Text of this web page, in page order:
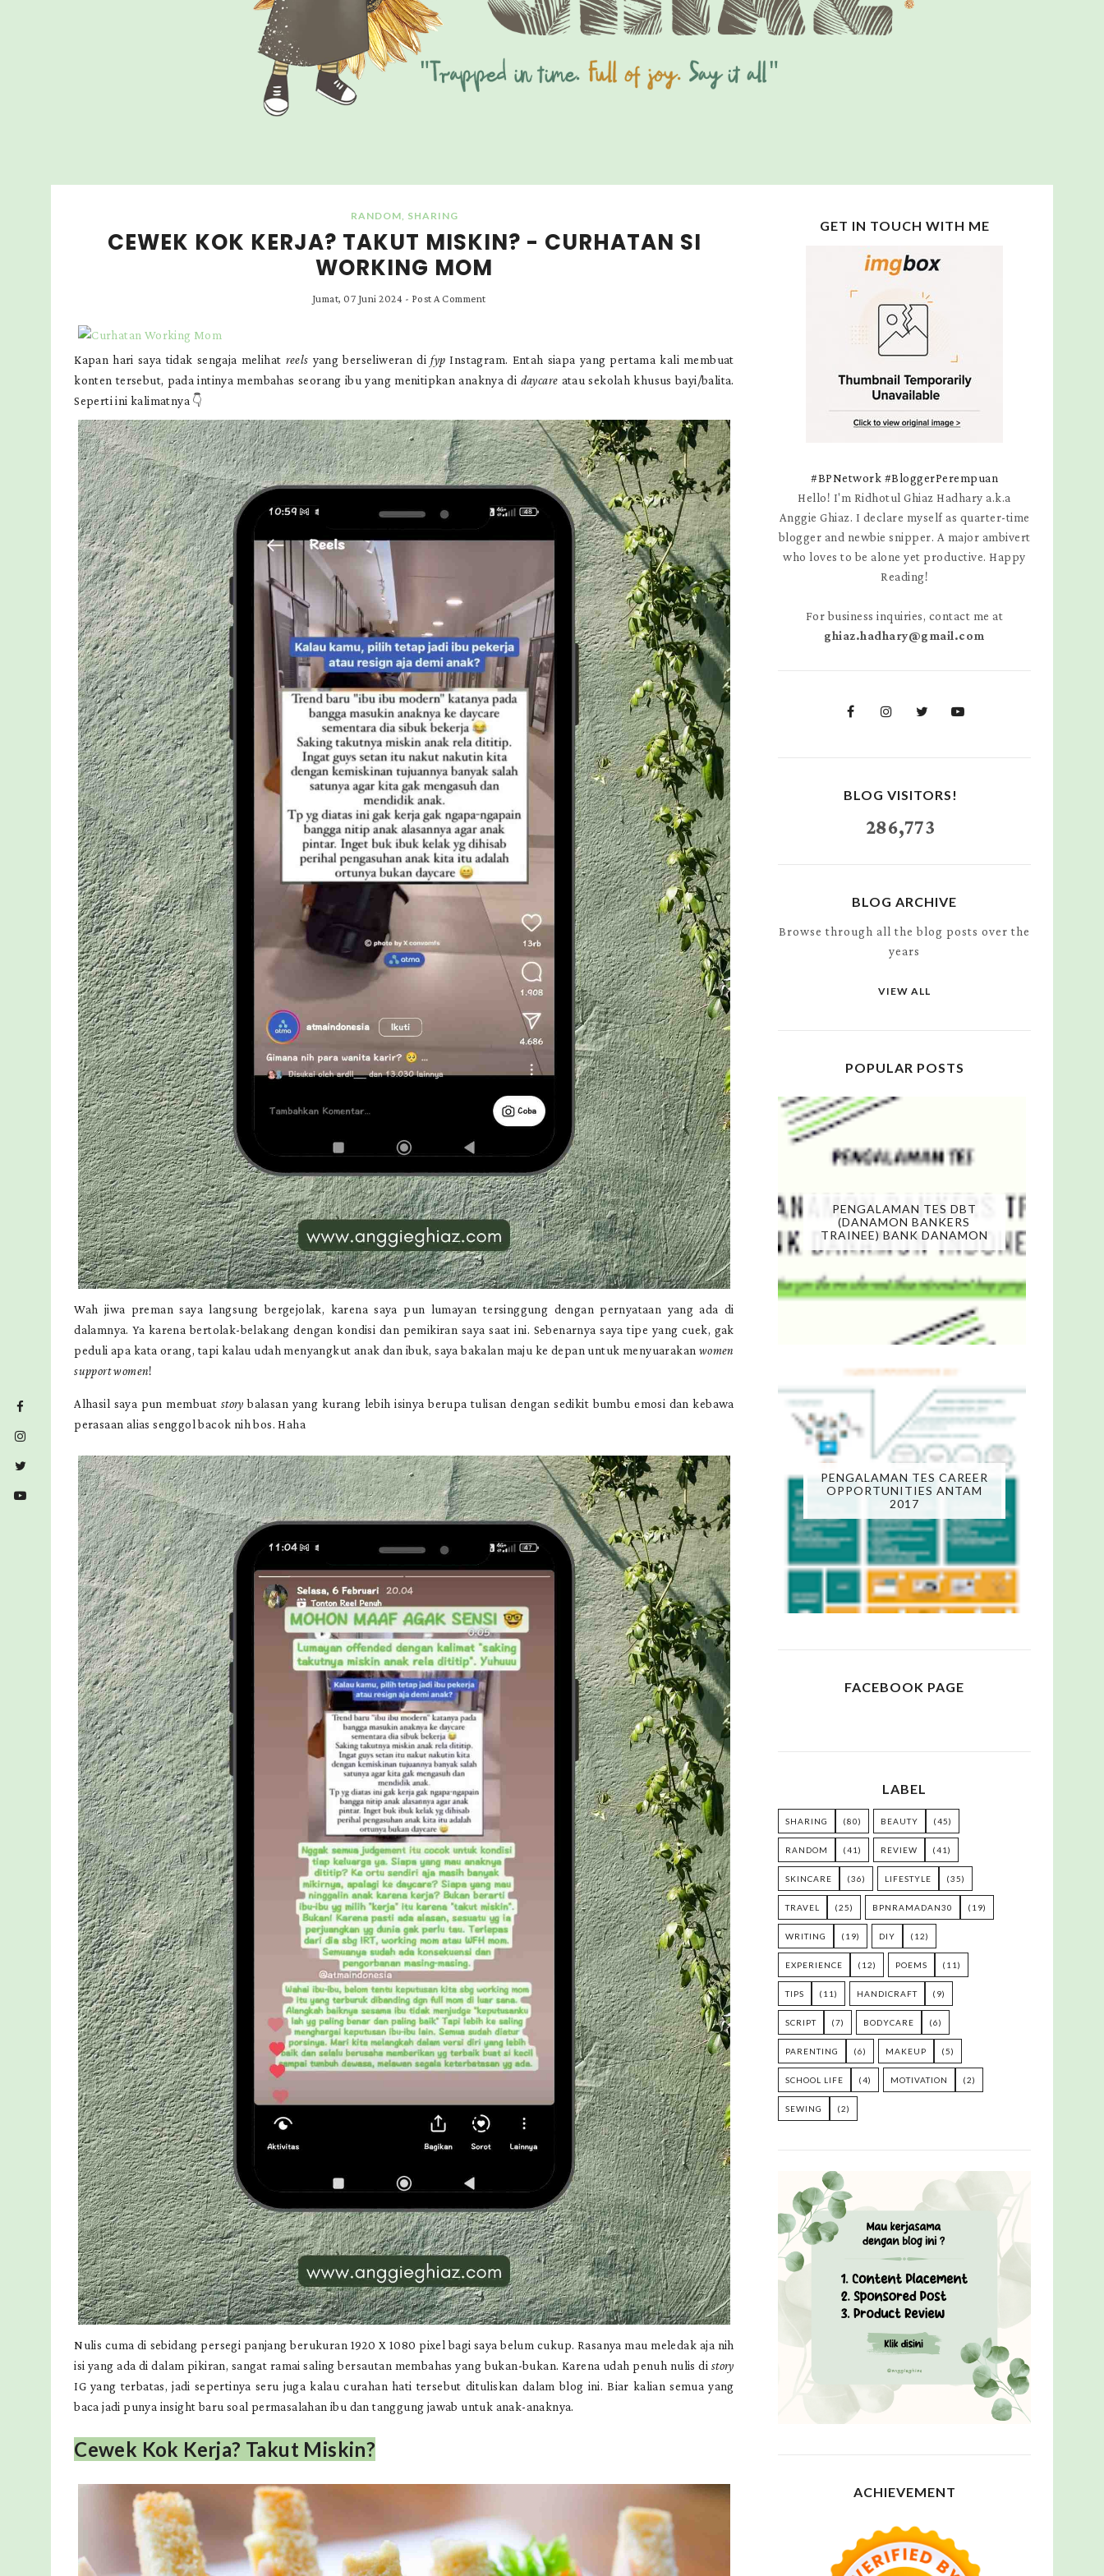
RANDOM, SHARING
CEWEK KOK KERJA? TAKUT MISKIN? - CURHATAN SI
WORKING MOM
Jumat, 07 Juni 2024 - Post A Comment
Kapan hari saya tidak sengaja melihat reels yang berseliweran difyp Instagram. Entah siapa yang pertama kali membuat
konten tersebut, pada intinya membahas seorang ibu yang menitipkan anaknya di daycare atau sekolah khusus bayi/balita.
Seperti ini kalimatnya 👇
Wah jiwa preman saya langsung bergejolak, karena saya pun lumayan tersinggung dengan pernyataan yang ada di
dalamnya. Ya karena bertolak-belakang dengan kondisi dan pemikiran saya saat ini. Sebenarnya saya tipe yang cuek, gak
peduli apa kata orang, tapi kalau udah menyangkut anak dan ibuk, saya bakalan maju ke depan untuk menyuarakan women
support women!
Alhasil saya pun membuat story balasan yang kurang lebih isinya berupa tulisan dengan sedikit bumbu emosi dan kebawa
perasaan alias senggol bacok nih bos. Haha
Nulis cuma di sebidang persegi panjang berukuran 1920 X 1080 pixel bagi saya belum cukup. Rasanya mau meledak aja nih
isi yang ada di dalam pikiran, sangat ramai saling bersautan membahas yang bukan-bukan. Karena udah penuh nulis di story
IG yang terbatas, jadi sepertinya seru juga kalau curahan hati tersebut dituliskan dalam blog ini. Biar kalian semua yang
baca jadi punya insight baru soal permasalahan ibu dan tanggung jawab untuk anak-anaknya.
Cewek Kok Kerja? Takut Miskin?
GET IN TOUCH WITH ME
#BPNetwork #BloggerPerempuan
Hello! I'm Ridhotul Ghiaz Hadhary a.k.a
Anggie Ghiaz. I declare myself as quarter-time
blogger and newbie snipper. A major ambivert
who loves to be alone yet productive. Happy
Reading!
For business inquiries, contact me at
ghiaz.hadhary@gmail.com
BLOG VISITORS!
286,773
BLOG ARCHIVE
Browse through all the blog posts over the
years
VIEW ALL
POPULAR POSTS
PENGALAMAN TES DBT
(DANAMON BANKERS
TRAINEE) BANK DANAMON
PENGALAMAN TES CAREER
OPPORTUNITIES ANTAM
2017
FACEBOOK PAGE
LABEL
SHARING (80) BEAUTY (45)
RANDOM (41) REVIEW (41)
SKINCARE (36) LIFESTYLE (35)
TRAVEL (25) BPNRAMADAN30 (19)
WRITING (19) DIY (12)
EXPERIENCE (12) POEMS (11)
TIPS (11) HANDICRAFT (9)
SCRIPT (7) BODYCARE (6)
PARENTING (6) MAKEUP (5)
SCHOOL LIFE (4) MOTIVATION (2)
SEWING (2)
ACHIEVEMENT